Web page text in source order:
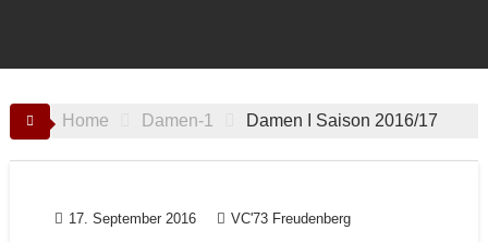
Home Damen-1 Damen I Saison 2016/17
17. September 2016 VC'73 Freudenberg